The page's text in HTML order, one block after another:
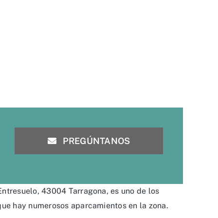
PREGÚNTANOS
43004 Tarragona, es uno de los
hay numerosos aparcamientos en la zona.